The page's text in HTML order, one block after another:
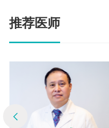
推荐医师